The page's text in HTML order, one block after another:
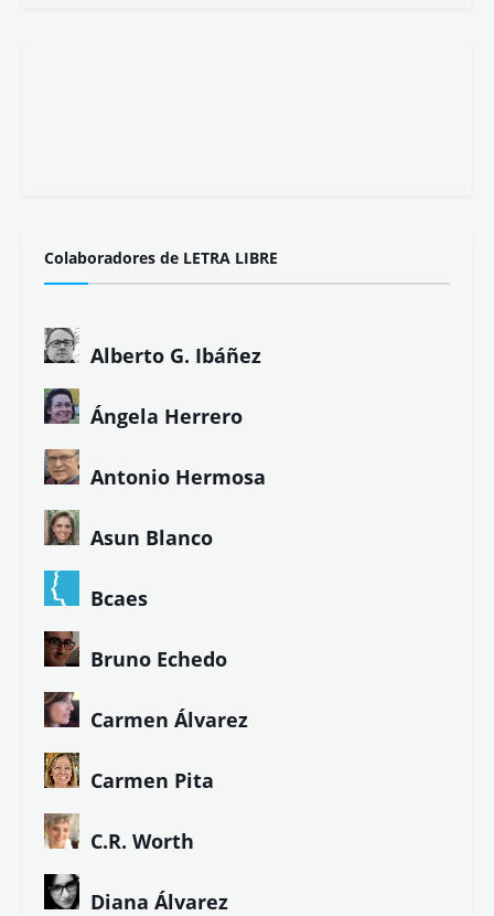
Colaboradores de LETRA LIBRE
Alberto G. Ibáñez
Ángela Herrero
Antonio Hermosa
Asun Blanco
Bcaes
Bruno Echedo
Carmen Álvarez
Carmen Pita
C.R. Worth
Diana Álvarez